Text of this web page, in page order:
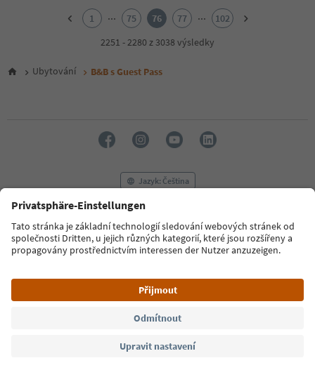
6
16
17
18
19
21
1 ... 75 76 77 ...
102
2251 - 2280 z 3038 výsledky
Ubytování B&B s Guest Pass
Jazyk: Čeština
FAQ Kontaktujte nás Tisk
MICE
Zásady ochrany osobních údajů
Podmínky a ujednání
Tiráž
Prohlášení o přístupnosti